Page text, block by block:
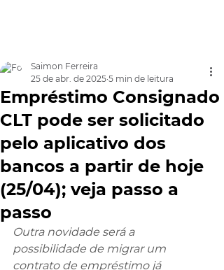
Empréstimo Consignado
CLT pode ser solicitado
pelo aplicativo dos
bancos a partir de hoje
(25/04); veja passo a
passo
Saimon Ferreira
25 de abr. de 2025 5 min de leitura
Outra novidade será a
possibilidade de migrar um
contrato de empréstimo já